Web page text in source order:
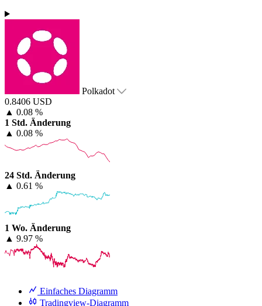
Polkadot
0.8406 USD
▲ 0.08 %
1 Std. Änderung
▲ 0.08 %
24 Std. Änderung
▲ 0.61 %
1 Wo. Änderung
▲ 9.97 %
Einfaches Diagramm
Tradingview-Diagramm